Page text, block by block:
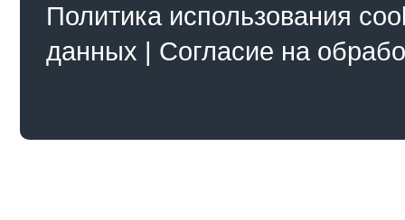
Политика использования
данных | Согласие на